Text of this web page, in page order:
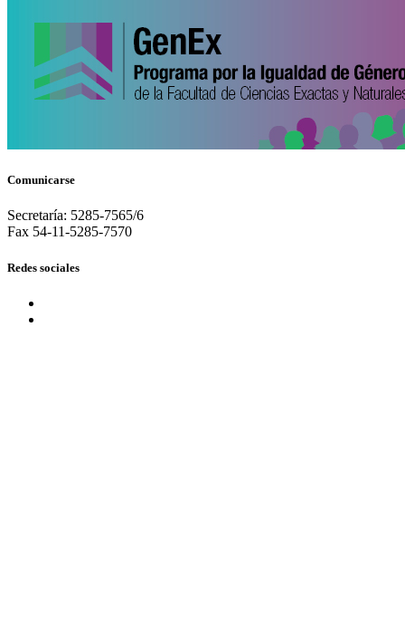
Comunicarse
Secretaría: 5285-7565/6
Fax 54-11-5285-7570
Redes sociales